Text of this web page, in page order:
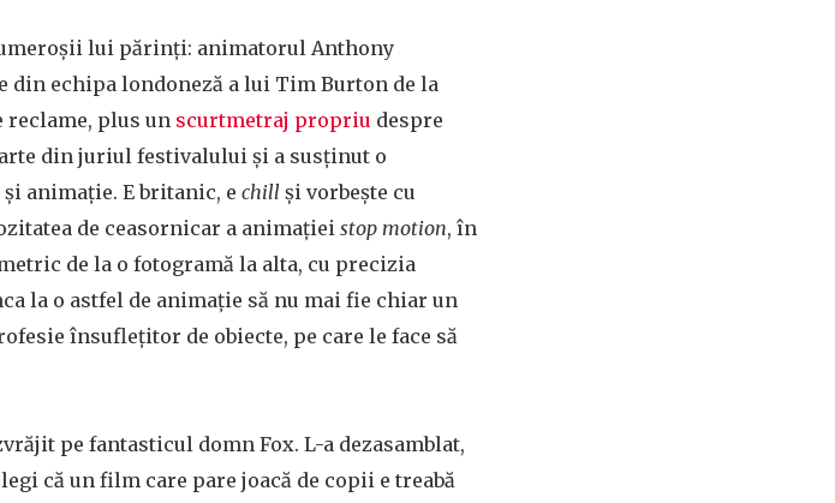
lui părinți: animatorul Anthony
din echipa londoneză a lui Tim Burton de la
reclame, plus un scurtmetraj propriu despre
din juriul festivalului și a susținut o
animație. E britanic, e chill și vorbește cu
de ceasornicar a animațieistop motion, în
de la o fotogramă la alta, cu precizia
la o astfel de animație să nu mai fie chiar un
însuflețitor de obiecte, pe care le face să
pe fantasticul domn Fox. L-a dezasamblat,
că un film care pare joacă de copii e treabă